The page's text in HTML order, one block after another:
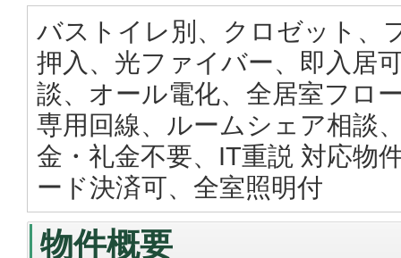
バストイレ別、クロゼット、
押入、光ファイバー、即入居
談、オール電化、全居室フロ
専用回線、ルームシェア相談
金・礼金不要、IT重説 対応物
ード決済可、全室照明付
物件概要